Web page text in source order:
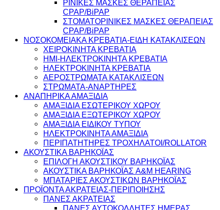
ΡΙΝΙΚΕΣ ΜΑΣΚΕΣ ΘΕΡΑΠΕΙΑΣ
CPAP/BiPAP
ΣΤΟΜΑΤΟΡΙΝΙΚΕΣ ΜΑΣΚΕΣ ΘΕΡΑΠΕΙΑΣ
CPAP/BiPAP
ΝΟΣΟΚΟΜΕΙΑΚΑ ΚΡΕΒΑΤΙΑ-ΕΙΔΗ ΚΑΤΑΚΛΙΣΕΩΝ
ΧΕΙΡΟΚΙΝΗΤΑ ΚΡΕΒΑΤΙΑ
ΗΜΙ-ΗΛΕΚΤΡΟΚΙΝΗΤΑ ΚΡΕΒΑΤΙΑ
ΗΛΕΚΤΡΟΚΙΝΗΤΑ ΚΡΕΒΑΤΙΑ
ΑΕΡΟΣΤΡΩΜΑΤΑ ΚΑΤΑΚΛΙΣΕΩΝ
ΣΤΡΩΜΑΤΑ-ΑΝΑΡΤΗΡΕΣ
ΑΝΑΠΗΡΙΚΑ ΑΜΑΞΙΔΙΑ
ΑΜΑΞΙΔΙΑ ΕΣΩΤΕΡΙΚΟΥ ΧΩΡΟΥ
ΑΜΑΞΙΔΙΑ ΕΞΩΤΕΡΙΚΟΥ ΧΩΡΟΥ
ΑΜΑΞΙΔΙΑ ΕΙΔΙΚΟΥ ΤΥΠΟΥ
ΗΛΕΚΤΡΟΚΙΝΗΤΑ ΑΜΑΞΙΔΙΑ
ΠΕΡΙΠΑΤΗΤΗΡΕΣ ΤΡΟΧΗΛΑΤΟΙ/ROLLATOR
ΑΚΟΥΣΤΙΚΑ ΒΑΡΗΚΟΪΑΣ
ΕΠΙΛΟΓΗ ΑΚΟΥΣΤΙΚΟΥ ΒΑΡΗΚΟΪΑΣ
ΑΚΟΥΣΤΙΚΑ ΒΑΡΗΚΟΪΑΣ A&M HEARING
ΜΠΑΤΑΡΙΕΣ ΑΚΟΥΣΤΙΚΩΝ ΒΑΡΗΚΟΪΑΣ
ΠΡΟΪΟΝΤΑ ΑΚΡΑΤΕΙΑΣ-ΠΕΡΙΠΟΙΗΣΗΣ
ΠΑΝΕΣ ΑΚΡΑΤΕΙΑΣ
ΠΑΝΕΣ ΑΥΤΟΚΟΛΛΗΤΕΣ ΗΜΕΡΑΣ